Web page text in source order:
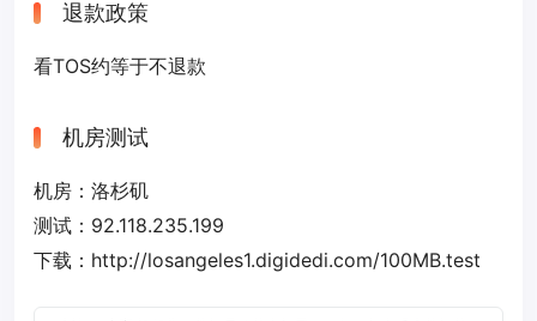
退款政策
看TOS约等于不退款
机房测试
机房：洛杉矶
测试：92.118.235.199
下载：http://losangeles1.digidedi.com/100MB.test